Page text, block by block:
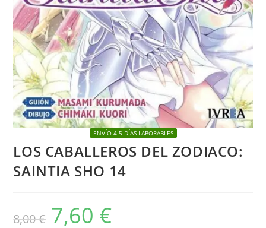
ENVÍO 4-5 DÍAS LABORABLES
LOS CABALLEROS DEL ZODIACO:
SAINTIA SHO 14
8,00€
El
precio
original
7,60 €